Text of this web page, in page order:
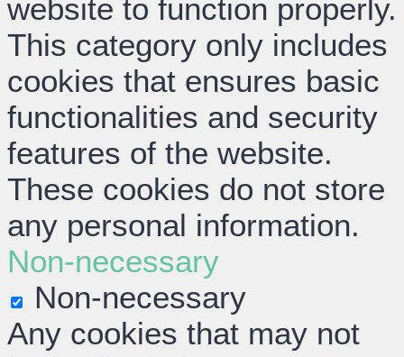
website to function properly.
This category only includes
cookies that ensures basic
functionalities and security
features of the website.
These cookies do not store
any personal information.
Non-necessary
Non-necessary
Any cookies that may not